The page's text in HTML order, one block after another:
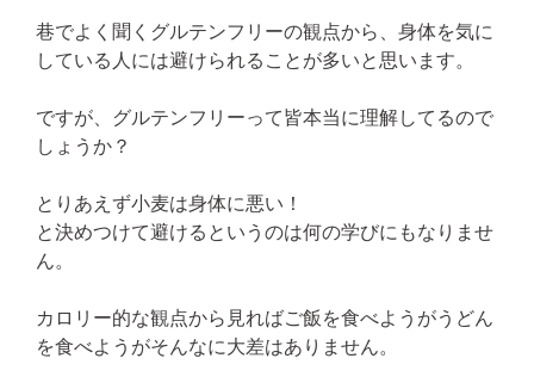
巷でよく聞くグルテンフリーの観点から、身体を気に
している人には避けられることが多いと思います。
ですが、グルテンフリーって皆本当に理解してるので
しょうか？
とりあえず小麦は身体に悪い！
と決めつけて避けるというのは何の学びにもなりませ
ん。
カロリー的な観点から見ればご飯を食べようがうどん
を食べようがそんなに大差はありません。